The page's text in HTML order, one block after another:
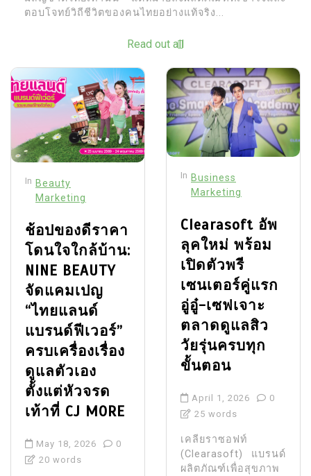
ตอบโจทย์วิถีชีวิตของคนไทยอย่างแท้จริง...
Read out all
In Beauty
Marketing
ช้อปของดีราคา
โดนใจใกล้บ้าน:
NINE BEAUTY
จัดแคมเปญ
“ไทยแลนด์
แบรนด์ฟีเวอร์”
ครบเครื่องเรื่อง
ดูแลตัวเอง
ตั้งแต่หัวจรด
เท้าที่ CJ MORE
May 18, 2026
0
20 words
In Business
Marketing
Clearasoft อัพ
ลุคใหม่ พร้อม
เปิดตัวพรี
เซนเตอร์คู่แรก
อู่อู๋-เซฟเจาะ
ตลาดดูแลสิว
วัยรุ่นครบทุก
ขั้นตอน
April 1, 2026
0
25 words
เคลียราซอฟท์
(Clearasoft) แบรนด์
ผลิตภัณฑ์เพื่อสุขภาพ